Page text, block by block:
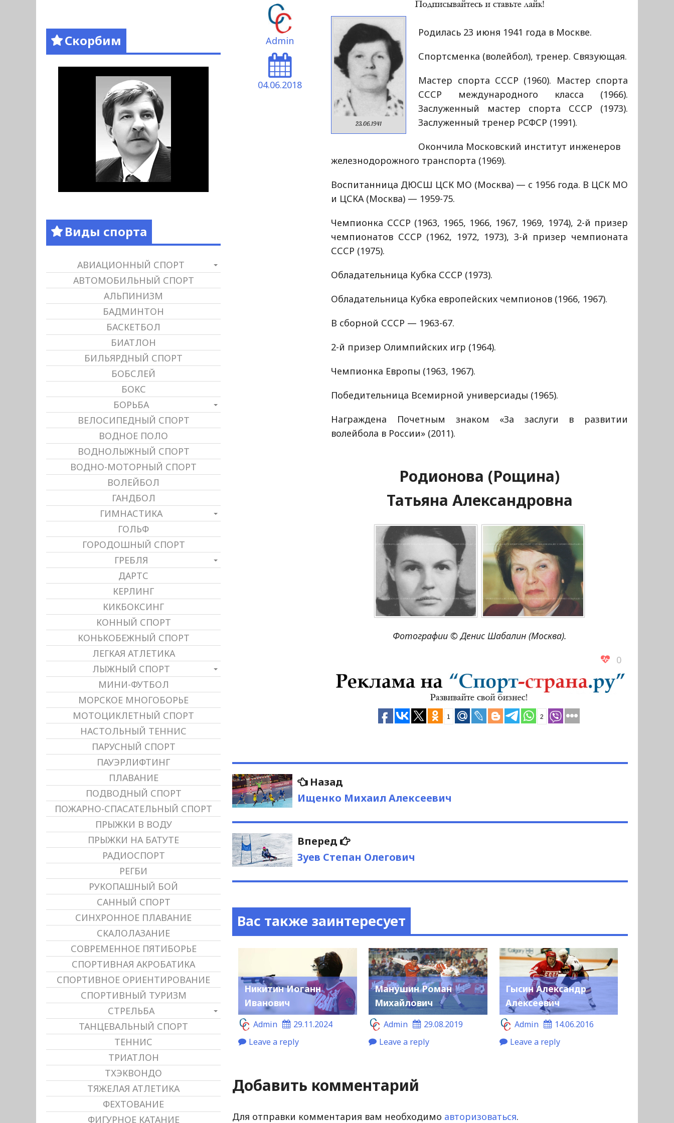
Admin
04.06.2018
23.06.1941
Родилась 23 июня 1941 года в Москве.
Спортсменка (волейбол), тренер. Связующая.
Мастер спорта СССР (1960). Мастер спорта
СССР международного класса (1966).
Заслуженный мастер спорта СССР (1973).
Заслуженный тренер РСФСР (1991).
Окончила Московский институт инженеров
железнодорожного транспорта (1969).
Воспитанница ДЮСШ ЦСК МО (Москва) — с 1956 года. В ЦСК МО
и ЦСКА (Москва) — 1959-75.
Чемпионка СССР (1963, 1965, 1966, 1967, 1969, 1974), 2-й призер
чемпионатов СССР (1962, 1972, 1973), 3-й призер чемпионата
СССР (1975).
Обладательница Кубка СССР (1973).
Обладательница Кубка европейских чемпионов (1966, 1967).
В сборной СССР — 1963-67.
2-й призер Олимпийских игр (1964).
Чемпионка Европы (1963, 1967).
Победительница Всемирной универсиады (1965).
Награждена Почетным знаком «За заслуги в развитии
волейбола в России» (2011).
Родионова (Рощина)
Татьяна Александровна
Фотографии © Денис Шабалин (Москва).
0
1 2
Навигация
по
записям
Назад
запись:
Ищенко Михаил Алексеевич
Вперед
Следующая
запись:
Зуев Степан Олегович
Вас также заинтересует
Никитин Иоганн
Иванович
Admin
29.11.2024
Leave a reply
Манушин Роман
Михайлович
Admin
29.08.2019
Leave a reply
Гысин Александр
Алексеевич
Admin
14.06.2016
Leave a reply
Добавить комментарий
Для отправки комментария вам необходимо авторизоваться.
Скорбим
Виды спорта
АВИАЦИОННЫЙ СПОРТ
АВТОМОБИЛЬНЫЙ СПОРТ
АЛЬПИНИЗМ
БАДМИНТОН
БАСКЕТБОЛ
БИАТЛОН
БИЛЬЯРДНЫЙ СПОРТ
БОБСЛЕЙ
БОКС
БОРЬБА
ВЕЛОСИПЕДНЫЙ СПОРТ
ВОДНОЕ ПОЛО
ВОДНОЛЫЖНЫЙ СПОРТ
ВОДНО-МОТОРНЫЙ СПОРТ
ВОЛЕЙБОЛ
ГАНДБОЛ
ГИМНАСТИКА
ГОЛЬФ
ГОРОДОШНЫЙ СПОРТ
ГРЕБЛЯ
ДАРТС
КЕРЛИНГ
КИКБОКСИНГ
КОННЫЙ СПОРТ
КОНЬКОБЕЖНЫЙ СПОРТ
ЛЕГКАЯ АТЛЕТИКА
ЛЫЖНЫЙ СПОРТ
МИНИ-ФУТБОЛ
МОРСКОЕ МНОГОБОРЬЕ
МОТОЦИКЛЕТНЫЙ СПОРТ
НАСТОЛЬНЫЙ ТЕННИС
ПАРУСНЫЙ СПОРТ
ПАУЭРЛИФТИНГ
ПЛАВАНИЕ
ПОДВОДНЫЙ СПОРТ
ПОЖАРНО-СПАСАТЕЛЬНЫЙ СПОРТ
ПРЫЖКИ В ВОДУ
ПРЫЖКИ НА БАТУТЕ
РАДИОСПОРТ
РЕГБИ
РУКОПАШНЫЙ БОЙ
САННЫЙ СПОРТ
СИНХРОННОЕ ПЛАВАНИЕ
СКАЛОЛАЗАНИЕ
СОВРЕМЕННОЕ ПЯТИБОРЬЕ
СПОРТИВНАЯ АКРОБАТИКА
СПОРТИВНОЕ ОРИЕНТИРОВАНИЕ
СПОРТИВНЫЙ ТУРИЗМ
СТРЕЛЬБА
ТАНЦЕВАЛЬНЫЙ СПОРТ
ТЕННИС
ТРИАТЛОН
ТХЭКВОНДО
ТЯЖЕЛАЯ АТЛЕТИКА
ФЕХТОВАНИЕ
ФИГУРНОЕ КАТАНИЕ